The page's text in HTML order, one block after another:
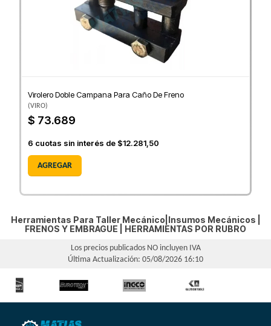
Virolero Doble Campana Para Caño De Freno
(VIRO)
$ 73.689
6 cuotas sin interés de $12.281,50
AGREGAR
Herramientas Para Taller Mecánico|Insumos Mecánicos |
FRENOS Y EMBRAGUE
HERRAMIENTAS POR RUBRO
Los precios publicados NO incluyen IVA
Última Actualización: 05/08/2026 16:10